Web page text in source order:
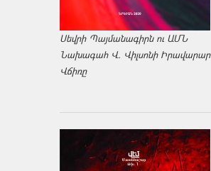
Սեվրի Պայմանագիրն ու ԱՄՆ
Նախագահ Վ. Վիլսոնի Իրավարար
Վճիռը